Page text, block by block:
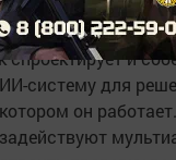
и
систему для
он